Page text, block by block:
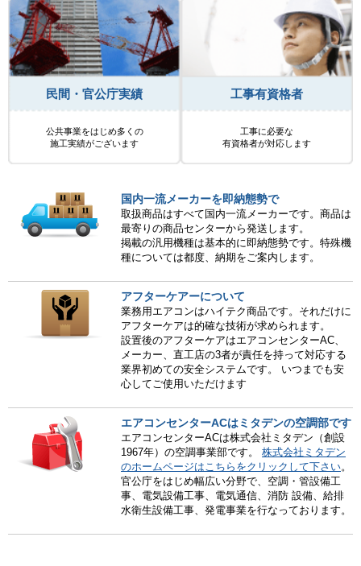
民間・官公庁実績
公共事業をはじめ多くの
施工実績がございます
工事有資格者
工事に必要な
有資格者が対応します
国内一流メーカーを即納態勢で
取扱商品はすべて国内一流メーカーです。商品は
最寄りの商品センターから発送します。
掲載の汎用機種は基本的に即納態勢です。特殊機
種については都度、納期をご案内します。
アフターケアーについて
業務用エアコンはハイテク商品です。それだけに
アフターケアは的確な技術が求められます。
設置後のアフターケアはエアコンセンターAC、
メーカー、直工店の3者が責任を持って対応する
業界初めての安全システムです。 いつまでも安
心してご使用いただけます
エアコンセンターACはミタデンの空調部です
エアコンセンターACは株式会社ミタデン（創設
1967年）の空調事業部です。 株式会社ミタデン
のホームページはこちらをクリックして下さい。
官公庁をはじめ幅広い分野で、空調・管設備工
事、電気設備工事、電気通信、消防 設備、給排
水衛生設備工事、発電事業を行なっております。